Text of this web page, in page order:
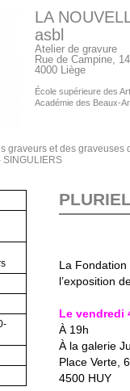
LA
asbl
Atelier de gravure
Rue de Campine, 14
4000 Liège
École supérieure des
Académie des Beaux-
graveurs et des graveuses
SINGULIERS
La
l’exposition
Le vendredi
À 19h
À la galerie
Place Verte, 6
4500 HUY